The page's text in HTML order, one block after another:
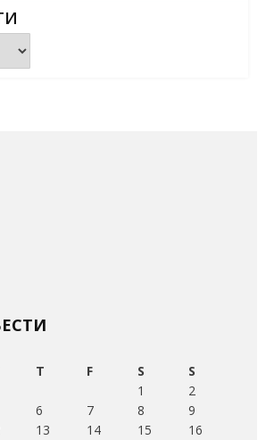
T F S
S
1
2
6 7 8
9
13 14 15
16